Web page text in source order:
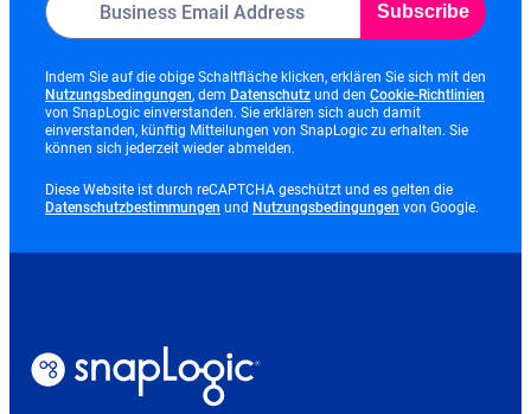
Subscribe
Indem Sie auf die obige Schaltfläche klicken, erklären Sie sich mit den
Nutzungsbedingungenopens
in
new
tab
, dem Datenschutzopens
in
new
und den Cookie-Richtlinien
von SnapLogic einverstanden. Sie erklären sich auch damit
einverstanden, künftig Mitteilungen von SnapLogic zu erhalten. Sie
können sich jederzeit wieder abmelden.
Diese Website ist durch reCAPTCHA geschützt und es gelten die
Datenschutzbestimmungen opens
und Nutzungsbedingungen opens
von Google.